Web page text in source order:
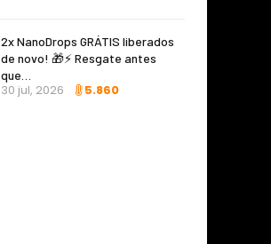
2x NanoDrops GRÁTIS liberados
de novo! 🎁⚡ Resgate antes
que…
30 jul, 2026 5.860